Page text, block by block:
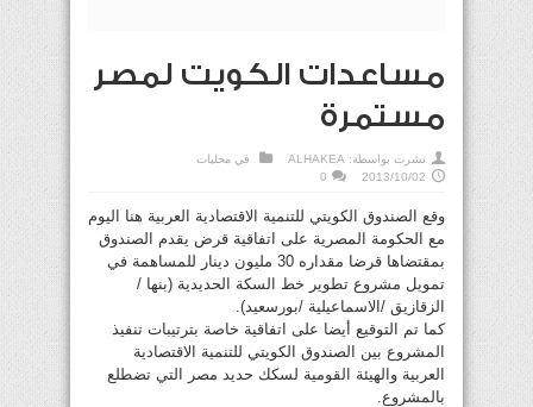
مساعدات الكويت لمصر
مستمرة
نشرت بواسطة: ALHAKEA في محليات
2013/10/02
0
وقع الصندوق الكويتي للتنمية الاقتصادية العربية هنا اليوم
مع الحكومة المصرية على اتفاقية قرض يقدم الصندوق
بمقتضاها قرضا مقداره 30 مليون دينار للمساهمة في
تمويل مشروع تطوير خط السكة الحديدية (بنها /
الزقازيق /الاسماعيلية /بورسعيد).
كما تم التوقيع أيضا على اتفاقية خاصة بترتيبات تنفيذ
المشروع بين الصندوق الكويتي للتنمية الاقتصادية
العربية والهيئة القومية لسكك حديد مصر التي تضطلع
بالمشروع.